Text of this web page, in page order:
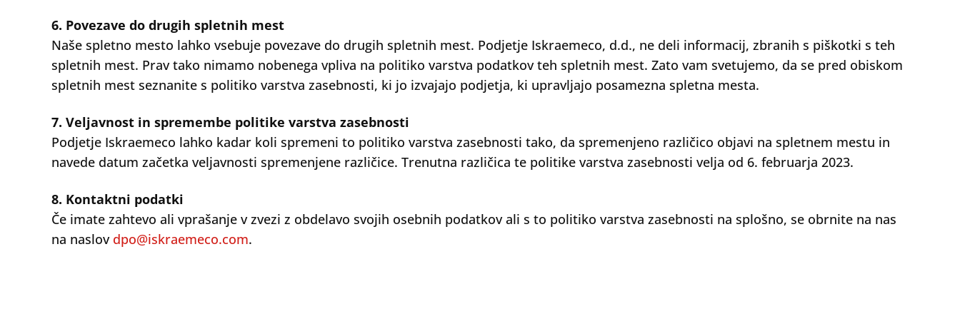
6. Povezave do drugih spletnih mest
Naše spletno mesto lahko vsebuje povezave do drugih spletnih mest. Podjetje Iskraemeco, d.d., ne deli informacij, zbranih s piškotki s teh
spletnih mest. Prav tako nimamo nobenega vpliva na politiko varstva podatkov teh spletnih mest. Zato vam svetujemo, da se pred obiskom
spletnih mest seznanite s politiko varstva zasebnosti, ki jo izvajajo podjetja, ki upravljajo posamezna spletna mesta.
7. Veljavnost in spremembe politike varstva zasebnosti
Podjetje Iskraemeco lahko kadar koli spremeni to politiko varstva zasebnosti tako, da spremenjeno različico objavi na spletnem mestu in
navede datum začetka veljavnosti spremenjene različice. Trenutna različica te politike varstva zasebnosti velja od 6. februarja 2023.
8. Kontaktni podatki
Če imate zahtevo ali vprašanje v zvezi z obdelavo svojih osebnih podatkov ali s to politiko varstva zasebnosti na splošno, se obrnite na nas
na naslov dpo@iskraemeco.com.